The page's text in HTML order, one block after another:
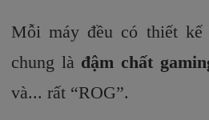
Mỗi máy đều có thiết kế
chung là đậm chất
và... rất “ROG”.